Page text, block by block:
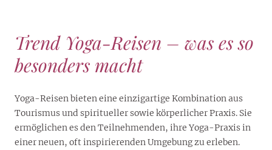
Trend Yoga-Reisen – was es so
besonders macht
Yoga-Reisen bieten eine einzigartige Kombination aus
Tourismus und spiritueller sowie körperlicher Praxis. Sie
ermöglichen es den Teilnehmenden, ihre Yoga-Praxis in
einer neuen, oft inspirierenden Umgebung zu erleben.